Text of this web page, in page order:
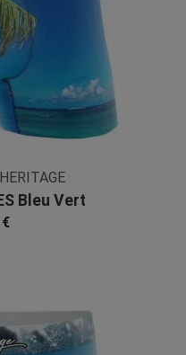
Bleu Vert